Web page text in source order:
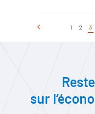
1 2 3
sur